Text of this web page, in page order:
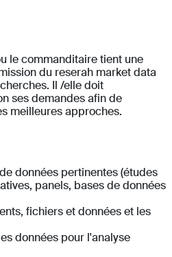
le commanditaire tient une
du reserah market data
Il /elle doit
ses demandes afin de
meilleures approches.
données pertinentes (études
panels, bases de données
fichiers et données et les
données pour l'analyse